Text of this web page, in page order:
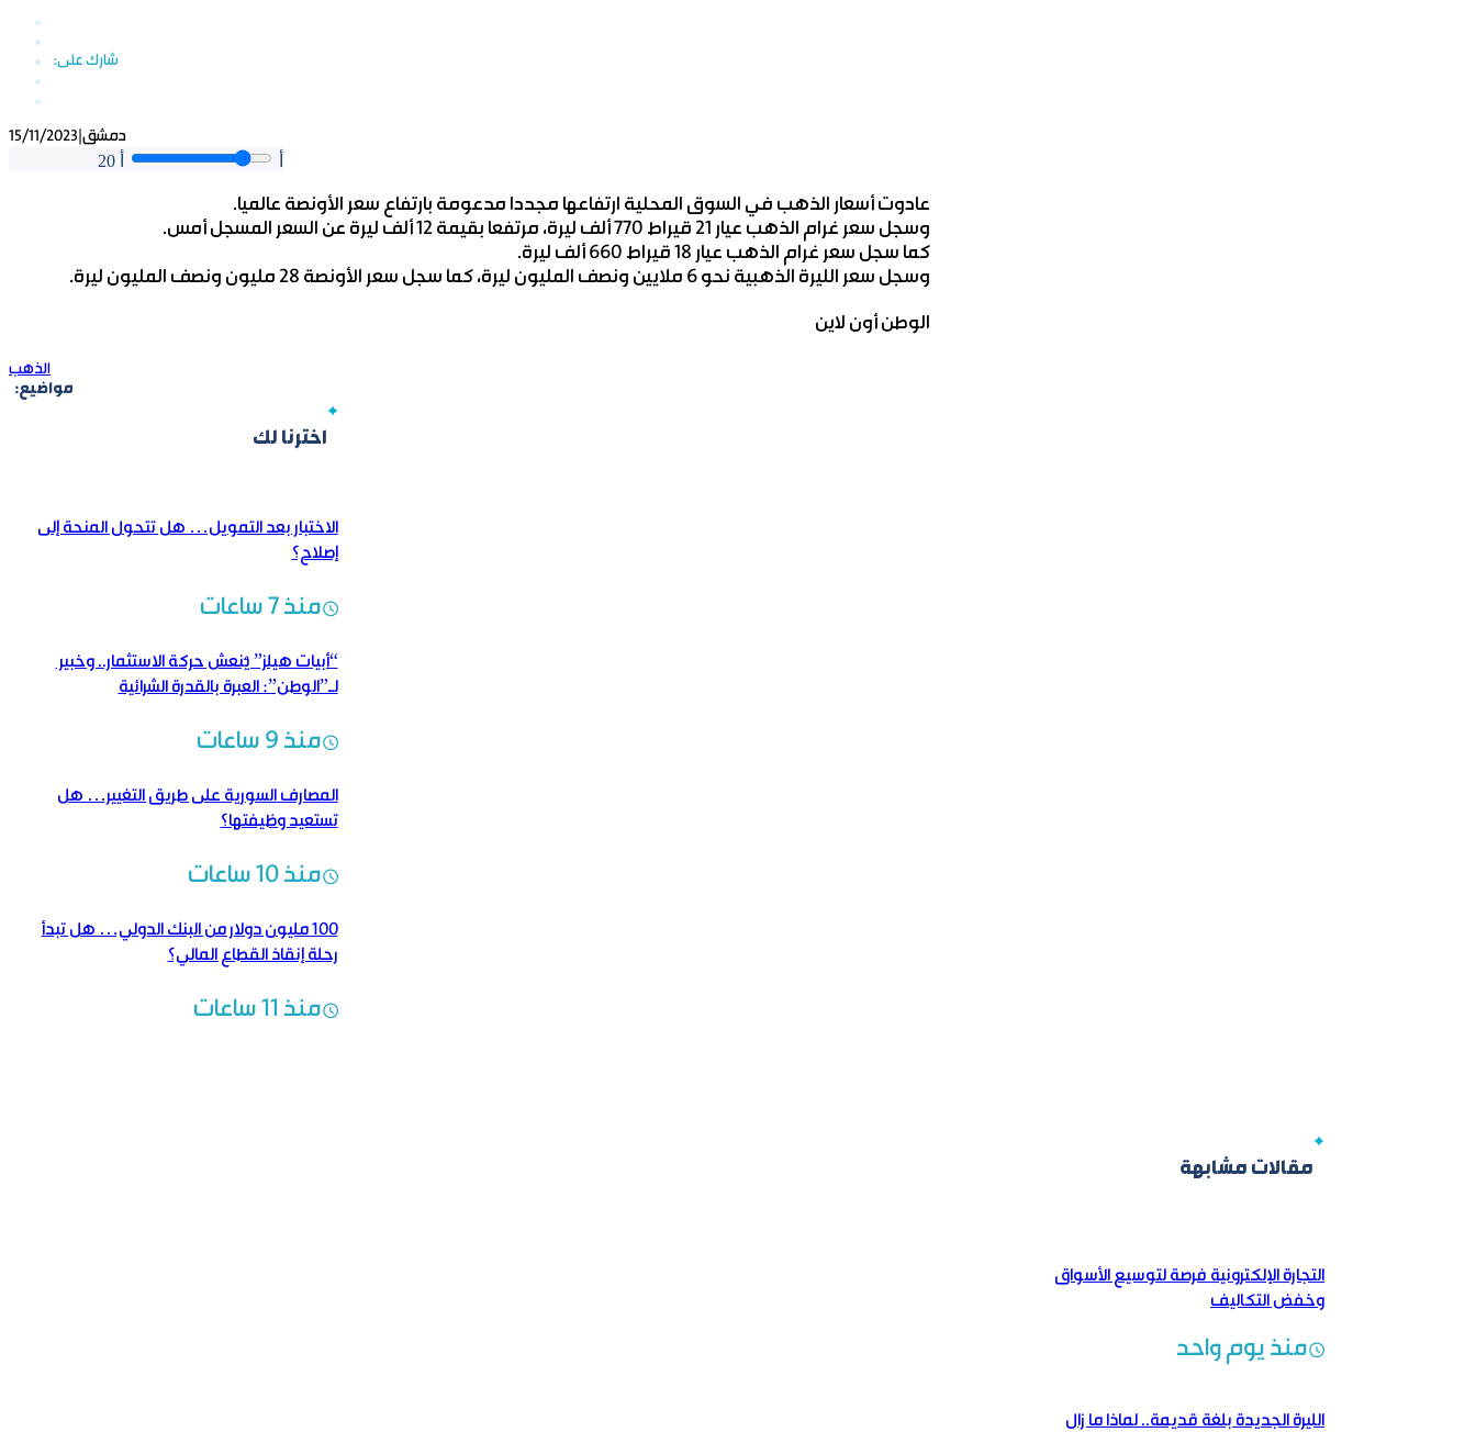
15/11/2023 دمشق
20
عادوت أسعار الذهب في السوق المحلية ارتفاعها مجددا مدعومة بارتفاع سعر الأونصة عالميا.
وسجل سعر غرام الذهب عيار 21 قيراط 770 ألف ليرة، مرتفعا بقيمة 12 ألف ليرة عن السعر المسجل أمس.
كما سجل سعر غرام الذهب عيار 18 قيراط 660 ألف ليرة.
وسجل سعر الليرة الذهبية نحو 6 ملايين ونصف المليون ليرة، كما سجل سعر الأونصة 28 مليون ونصف المليون ليرة.
الوطن أون لاين
الذهب
مواضيع:
اخترنا لك
الاختبار بعد التمويل… هل تتحول المنحة إلى
إصلاح؟
منذ 7 ساعات
“أبيات هيلز” يُنعش حركة الاستثمار.. وخبير
لـ”الوطن”: العبرة بالقدرة الشرائية
منذ 9 ساعات
المصارف السورية على طريق التغيير… هل
تستعيد وظيفتها؟
منذ 10 ساعات
100 مليون دولار من البنك الدولي… هل تبدأ
رحلة إنقاذ القطاع المالي؟
منذ 11 ساعات
مقالات مشابهة
التجارة الإلكترونية فرصة لتوسيع الأسواق
وخفض التكاليف
منذ يوم واحد
الليرة الجديدة بلغة قديمة..‏ لماذا ما زال